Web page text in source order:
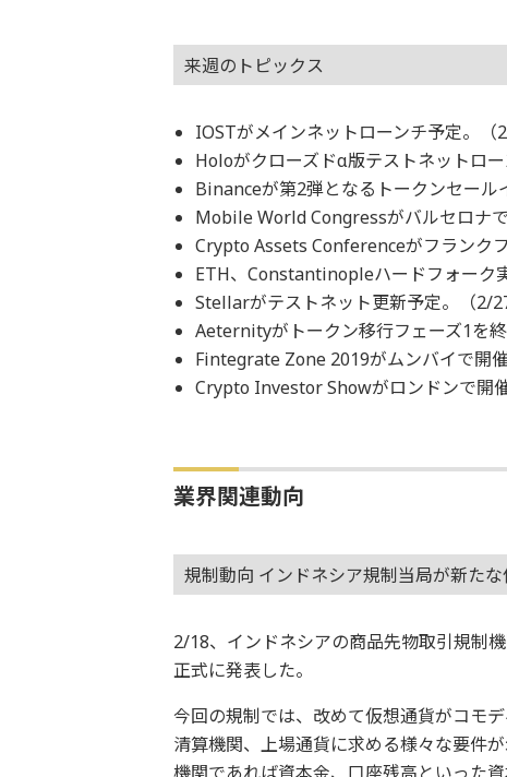
来週のトピックス
IOSTがメインネットローンチ予定。（
Holoがクローズドα版テストネットロー
Binanceが第2弾となるトークンセール
Mobile World Congressがバルセロナ
Crypto Assets Conferenceがフランク
ETH、Constantinopleハードフォーク
Stellarがテストネット更新予定。（2/27
Aeternityがトークン移行フェーズ1を終
Fintegrate Zone 2019がムンバイで開
Crypto Investor Showがロンドンで開
業界関連動向
規制動向 インドネシア規制当局が新た
2/18、インドネシアの商品先物取引規制
正式に発表した。
今回の規制では、改めて仮想通貨がコモ
清算機関、上場通貨に求める様々な要件